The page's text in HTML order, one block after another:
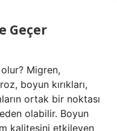
Geçer
Migren,
boyun kırıkları,
ortak bir noktası
olabilir. Boyun
kalitesini etkileyen